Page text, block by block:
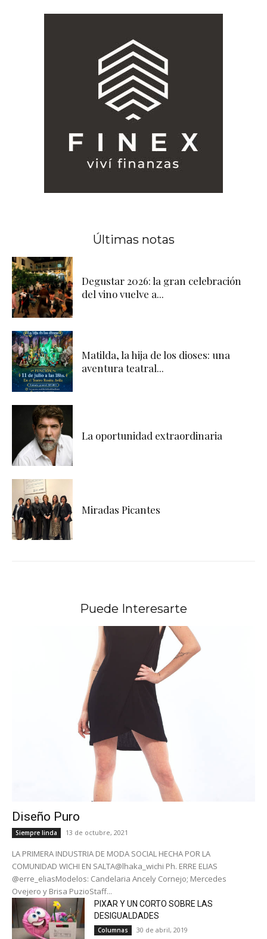
Últimas notas
Degustar 2026: la gran celebración
del vino vuelve a...
Matilda, la hija de los dioses: una
aventura teatral...
La oportunidad extraordinaria
Miradas Picantes
Puede Interesarte
Diseño Puro
Siempre linda 13 de octubre, 2021
LA PRIMERA INDUSTRIA DE MODA SOCIAL HECHA POR LA
COMUNIDAD WICHI EN SALTA@lhaka_wichi Ph. ERRE ELIAS
@erre_eliasModelos: Candelaria Ancely Cornejo; Mercedes
Ovejero y Brisa PuzioStaff...
PIXAR Y UN CORTO SOBRE LAS
DESIGUALDADES
Columnas 30 de abril, 2019